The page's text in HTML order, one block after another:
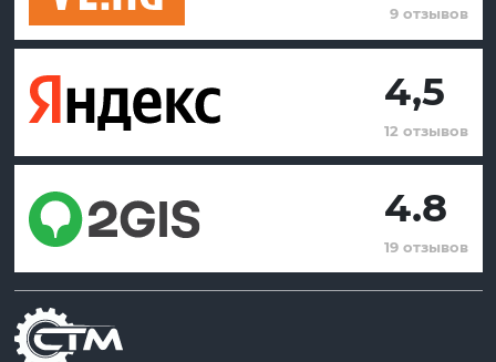
9 отзывов
4,5
12 отзывов
4.8
19 отзывов